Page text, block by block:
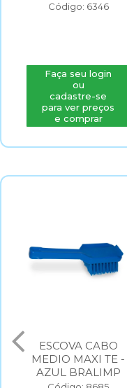
Código: 6346
Faça seu login
ou
cadastre-se
para ver preços
e comprar
ESCOVA CABO
MEDIO MAXI TE -
AZUL BRALIMP